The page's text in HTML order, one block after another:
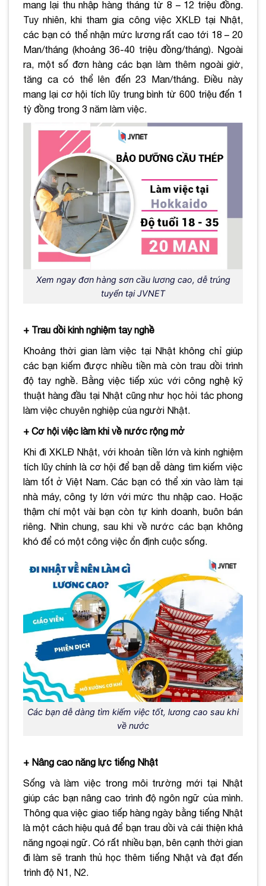
mang lại thu nhập hàng tháng từ 8 – 12 triệu đồng.
Tuy nhiên, khi tham gia công việc XKLĐ tại Nhật,
các bạn có thể nhận mức lương rất cao tới 18 – 20
Man/tháng (khoảng 36-40 triệu đồng/tháng). Ngoài
ra, một số đơn hàng các bạn làm thêm ngoài giờ,
tăng ca có thể lên đến 23 Man/tháng. Điều này
mang lại cơ hội tích lũy trung bình từ 600 triệu đến 1
tỷ đồng trong 3 năm làm việc.
Xem ngay đơn hàng sơn cầu lương cao, dễ trúng
tuyển tại JVNET
+ Trau dồi kinh nghiệm tay nghề
Khoảng thời gian làm việc tại Nhật không chỉ giúp
các bạn kiếm được nhiều tiền mà còn trau dồi trình
độ tay nghề. Bằng việc tiếp xúc với công nghệ kỹ
thuật hàng đầu tại Nhật cũng như học hỏi tác phong
làm việc chuyên nghiệp của người Nhật.
+ Cơ hội việc làm khi về nước rộng mở
Khi đi XKLĐ Nhật, với khoản tiền lớn và kinh nghiệm
tích lũy chính là cơ hội để bạn dễ dàng tìm kiếm việc
làm tốt ở Việt Nam. Các bạn có thể xin vào làm tại
nhà máy, công ty lớn với mức thu nhập cao. Hoặc
thậm chí một vài bạn còn tự kinh doanh, buôn bán
riêng. Nhìn chung, sau khi về nước các bạn không
khó để có một công việc ổn định cuộc sống.
Các bạn dễ dàng tìm kiếm việc tốt, lương cao sau khi
về nước
+ Nâng cao năng lực tiếng Nhật
Sống và làm việc trong môi trường mới tại Nhật
giúp các bạn nâng cao trình độ ngôn ngữ của mình.
Thông qua việc giao tiếp hàng ngày bằng tiếng Nhật
là một cách hiệu quả để bạn trau dồi và cải thiện khả
năng ngoại ngữ. Có rất nhiều bạn, bên cạnh thời gian
đi làm sẽ tranh thủ học thêm tiếng Nhật và đạt đến
trình độ N1, N2.